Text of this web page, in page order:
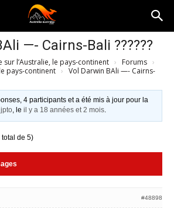
—- Cairns-Bali ??????
l’Australie, le pays-continent › Forums ›
pays-continent › Vol Darwin BAli —- Cairns-
4 participants et a été mis à jour pour la
jpto, leil y a 18 années et 2 mois.
total de 5)
#48898